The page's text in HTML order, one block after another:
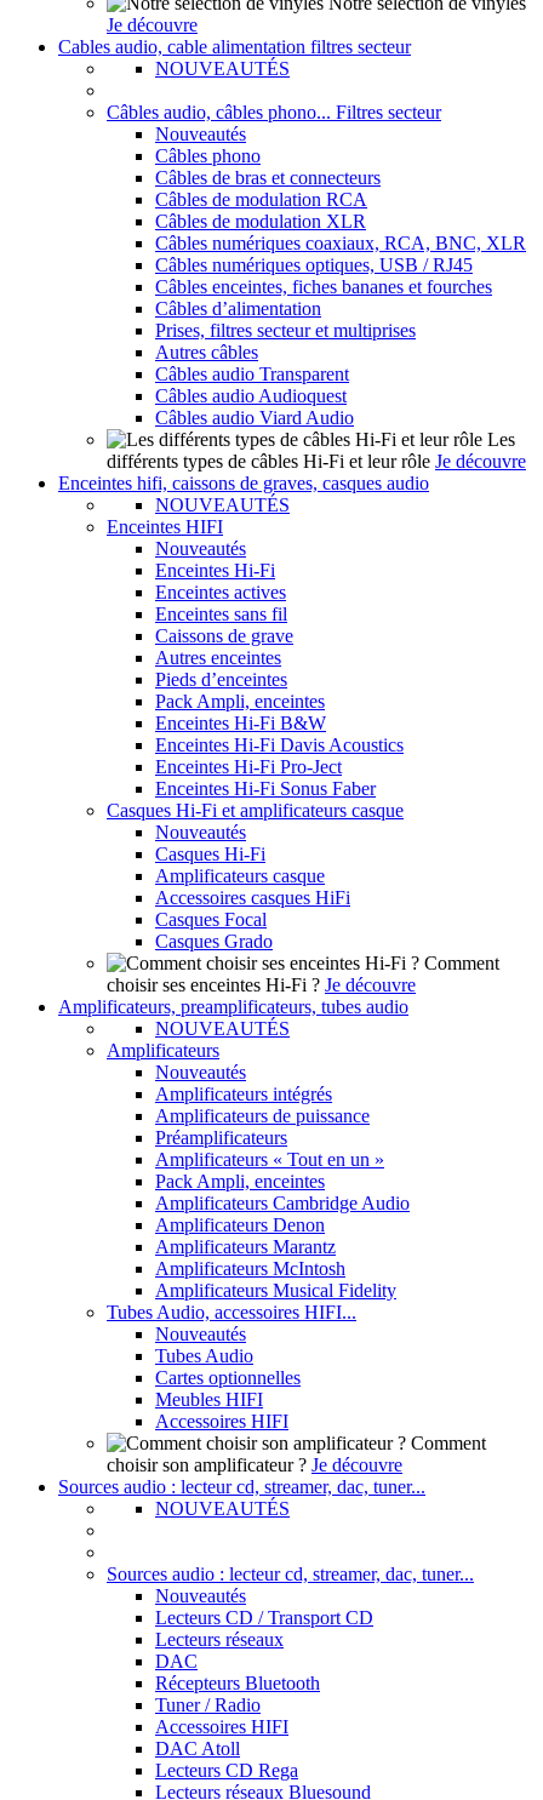
Je découvre
Cables audio, cable alimentation filtres secteur
NOUVEAUTÉS
Câbles audio, câbles phono... Filtres secteur
Nouveautés
Câbles phono
Câbles de bras et connecteurs
Câbles de modulation RCA
Câbles de modulation XLR
Câbles numériques coaxiaux, RCA, BNC, XLR
Câbles numériques optiques, USB / RJ45
Câbles enceintes, fiches bananes et fourches
Câbles d’alimentation
Prises, filtres secteur et multiprises
Autres câbles
Câbles audio Transparent
Câbles audio Audioquest
Câbles audio Viard Audio
Les
différents types de câbles Hi-Fi et leur rôle Je découvre
Enceintes hifi, caissons de graves, casques audio
NOUVEAUTÉS
Enceintes HIFI
Nouveautés
Enceintes Hi-Fi
Enceintes actives
Enceintes sans fil
Caissons de grave
Autres enceintes
Pieds d’enceintes
Pack Ampli, enceintes
Enceintes Hi-Fi B&W
Enceintes Hi-Fi Davis Acoustics
Enceintes Hi-Fi Pro-Ject
Enceintes Hi-Fi Sonus Faber
Casques Hi-Fi et amplificateurs casque
Nouveautés
Casques Hi-Fi
Amplificateurs casque
Accessoires casques HiFi
Casques Focal
Casques Grado
Comment
choisir ses enceintes Hi-Fi ? Je découvre
Amplificateurs, preamplificateurs, tubes audio
NOUVEAUTÉS
Amplificateurs
Nouveautés
Amplificateurs intégrés
Amplificateurs de puissance
Préamplificateurs
Amplificateurs « Tout en un »
Pack Ampli, enceintes
Amplificateurs Cambridge Audio
Amplificateurs Denon
Amplificateurs Marantz
Amplificateurs McIntosh
Amplificateurs Musical Fidelity
Tubes Audio, accessoires HIFI...
Nouveautés
Tubes Audio
Cartes optionnelles
Meubles HIFI
Accessoires HIFI
Comment
choisir son amplificateur ? Je découvre
Sources audio : lecteur cd, streamer, dac, tuner...
NOUVEAUTÉS
Sources audio : lecteur cd, streamer, dac, tuner...
Nouveautés
Lecteurs CD / Transport CD
Lecteurs réseaux
DAC
Récepteurs Bluetooth
Tuner / Radio
Accessoires HIFI
DAC Atoll
Lecteurs CD Rega
Lecteurs réseaux Bluesound